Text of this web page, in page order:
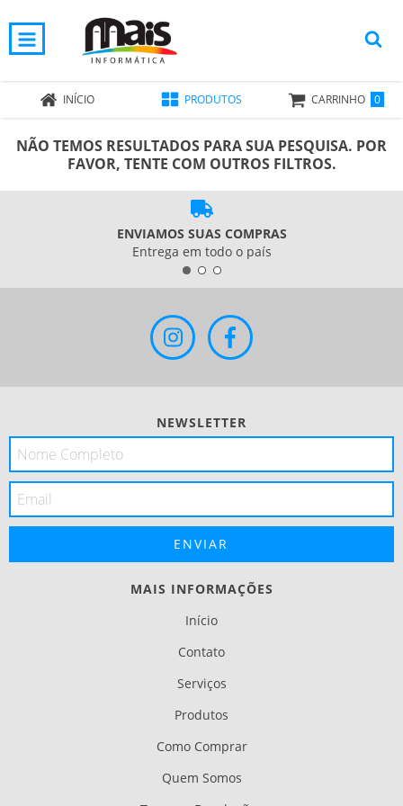
INÍCIO PRODUTOS CARRINHO 0
NÃO TEMOS RESULTADOS PARA SUA PESQUISA. POR
FAVOR, TENTE COM OUTROS FILTROS.
ENVIAMOS SUAS COMPRAS
Entrega em todo o país
NEWSLETTER
MAIS INFORMAÇÕES
Início
Contato
Serviços
Produtos
Como Comprar
Quem Somos